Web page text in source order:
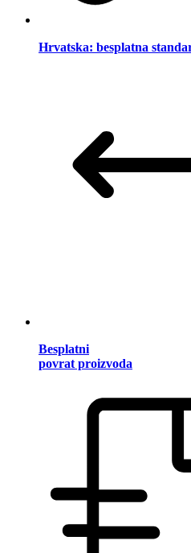
Hrvatska: besplatna
Besplatni
povrat proizvoda